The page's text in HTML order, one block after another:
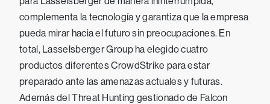
complementa la tecnología y garantiza que la empresa
pueda mirar hacia el futuro sin preocupaciones. En
total, Lasselsberger Group ha elegido cuatro
productos diferentes CrowdStrike para estar
preparado ante las amenazas actuales y futuras.
Además del Threat Hunting gestionado de Falcon